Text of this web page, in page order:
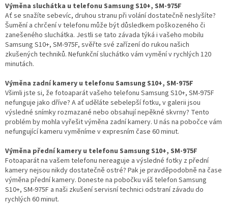
Výměna sluchátka u telefonu Samsung S10+, SM-975F
Ať se snažíte sebevíc, druhou stranu při volání dostatečně neslyšíte?
Šumění a chrčení v telefonu může být důsledkem poškozeného či
zanešeného sluchátka. Jestli se tato závada týká i vašeho mobilu
Samsung S10+, SM-975F, svěřte své zařízení do rukou našich
zkušených techniků. Nefunkční sluchátko vám vymění v rychlých 120
minutách.
Výměna zadní kamery u telefonu Samsung S10+, SM-975F
Všimli jste si, že fotoaparát vašeho telefonu Samsung S10+, SM-975F
nefunguje jako dříve? A ať uděláte sebelepší fotku, v galerii jsou
výsledné snímky rozmazané nebo obsahují nepěkné skvrny? Tento
problém by mohla vyřešit výměna zadní kamery. U nás na pobočce vám
nefungující kameru vyměníme v expresním čase 60 minut.
Výměna přední kamery u telefonu Samsung S10+, SM-975F
Fotoaparát na vašem telefonu nereaguje a výsledné fotky z přední
kamery nejsou nikdy dostatečně ostré? Pak je pravděpodobně na čase
výměna přední kamery. Doneste na pobočku váš telefon Samsung
S10+, SM-975F a naši zkušení servisní technici odstraní závadu do
rychlých 60 minut.